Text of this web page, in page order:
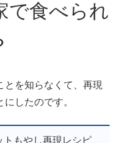
で食べられ
とを知らなくて、再現
したのです。
トもやし再現レシピ